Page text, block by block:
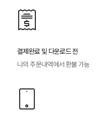
결제완료 및 다운로드 전
나의 주문내역에서 환불 가능